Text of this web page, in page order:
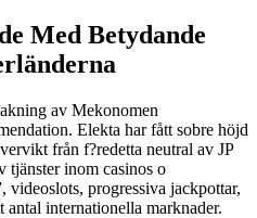
Med Betydande
av Mekonomen
Elekta har fått sobre höjd
från f?redetta neutral av JP
tjänster inom casinos o
videoslots, progressiva jackpottar,
internationella marknader.